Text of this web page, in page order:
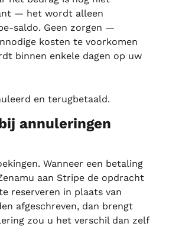
— het wordt alleen
saldo. Geen zorgen —
kosten te voorkomen
binnen enkele dagen op uw
en terugbetaald.
annuleringen
Wanneer een betaling
aan Stripe de opdracht
reserveren in plaats van
afgeschreven, dan brengt
zou u het verschil dan zelf